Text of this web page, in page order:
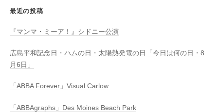
最近の投稿
『マンマ・ミーア！』シドニー公演
広島平和記念日・ハムの日・太陽熱発電の日「今日は何の日・8
月6日」
「ABBA Forever」Visual Carlow
「ABBAgraphs」Des Moines Beach Park